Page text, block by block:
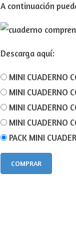
A continuación
Descarga aquí:
MINI CUADERNO
MINI CUADERNO
MINI CUADERNO
MINI CUADERNO
PACK MINI
COMPRAR